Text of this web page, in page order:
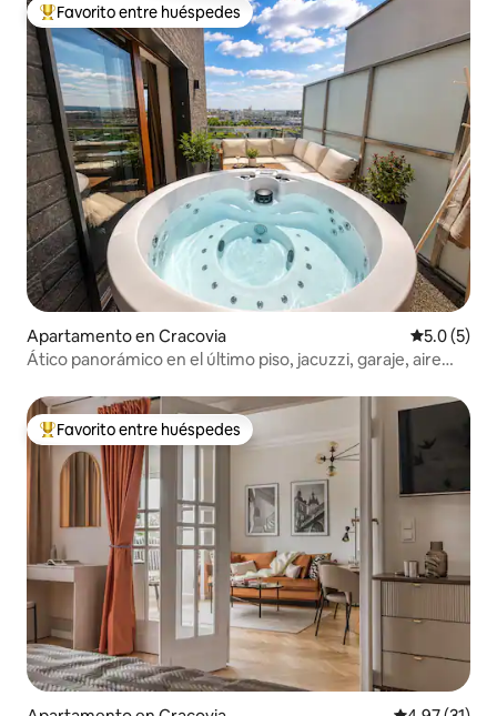
Favorito entre huéspedes preferido
Favorito entre huéspedes
Apartamento en Cracovia
5.0 (5)
Ático panorámico en el último piso, jacuzzi, garaje, aire
Favorito entre huéspedes preferido
Favorito entre huéspedes